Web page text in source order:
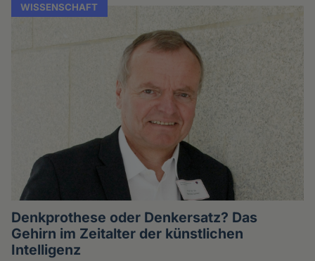
WISSENSCHAFT
Denkprothese oder Denkersatz? Das
Gehirn im Zeitalter der künstlichen
Intelligenz